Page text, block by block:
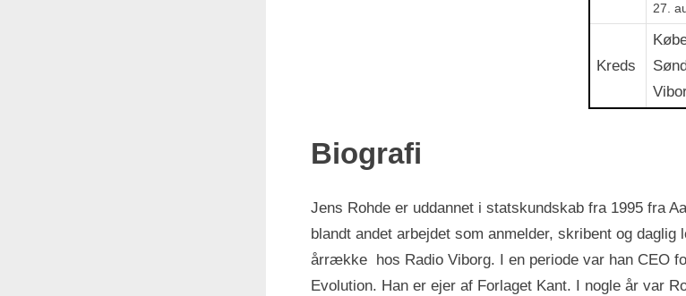
27.
Kreds
Biografi
Jens Rohde er uddannet i statskundskab fra 1995 fra
blandt andet arbejdet som anmelder, skribent og daglig
årrække hos Radio Viborg. I en periode var han CEO
Evolution. Han er ejer af Forlaget Kant. I nogle år var